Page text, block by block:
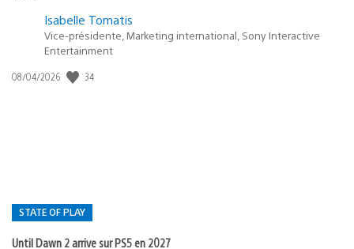
Isabelle Tomatis
Vice-présidente, Marketing international, Sony Interactive
Entertainment
Date
08/04/2026 34
STATE OF PLAY
Until Dawn 2 arrive sur PS5 en 2027